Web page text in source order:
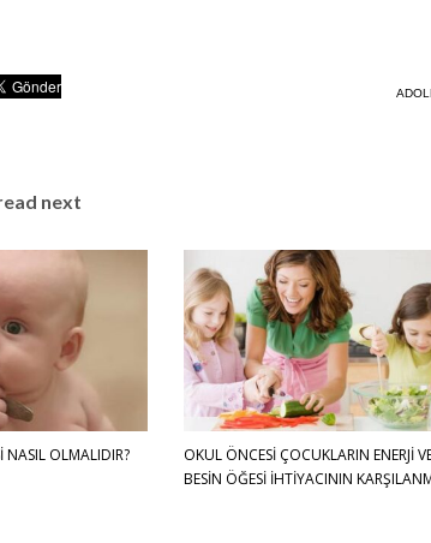
next
NASIL OLMALIDIR?
OKUL ÖNCESİ ÇOCUKLARIN ENERJİ
BESİN ÖĞESİ İHTİYACININ